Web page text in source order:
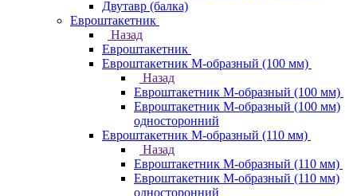
Двутавр (балка)
Евроштакетник
Назад
Евроштакетник
Евроштакетник М-образный (100 мм)
Назад
Евроштакетник М-образный (100 мм)
Евроштакетник М-образный (100 мм)
односторонний
Евроштакетник М-образный (110 мм)
Назад
Евроштакетник М-образный (110 мм)
Евроштакетник М-образный (110 мм)
односторонний